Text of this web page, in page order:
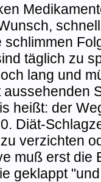
schlimmen
täglich zu
lang und
heißt: der
Diät-
verzichten
muß erst die
geklappt